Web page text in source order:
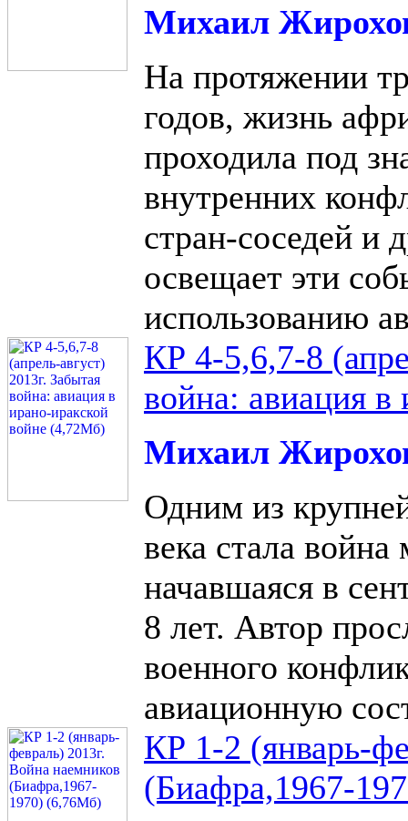
Михаил
На протяжении
годов, жизнь
проходила под
внутренних
стран-соседей и
освещает эти
использованию
КР 4-5,6,7-8
война: авиация
Михаил
Одним из
века стала
начавшаяся в
8 лет. Автор
военного
авиационную
КР 1-2 (январь-
(Биафра,1967-